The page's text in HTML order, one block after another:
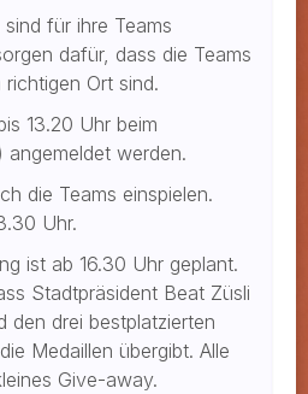
für ihre Teams
dafür, dass die Teams
Ort sind.
13.20 Uhr beim
angemeldet werden.
die Teams einspielen.
Uhr.
ist ab 16.30 Uhr geplant.
Stadtpräsident Beat Züsli
den drei bestplatzierten
Medaillen übergibt. Alle
Give-away.